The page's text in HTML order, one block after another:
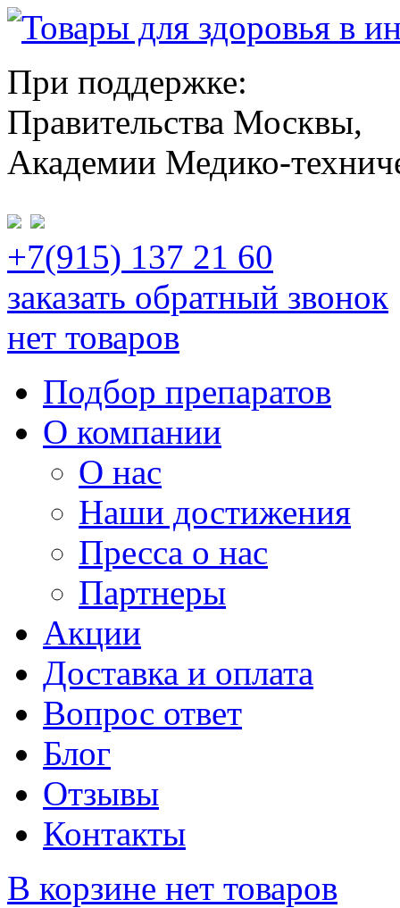
При поддержке:
Правительства Москвы,
Академии Медико-
+7(915) 137 21 60
заказать обратный звонок
нет товаров
Подбор препаратов
О компании
О нас
Наши достижения
Пресса о нас
Партнеры
Акции
Доставка и оплата
Вопрос ответ
Блог
Отзывы
Контакты
В корзине нет товаров